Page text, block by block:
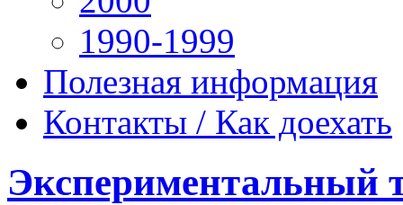
1990-1999
Полезная информация
Контакты / Как доехать
Экспериментальный